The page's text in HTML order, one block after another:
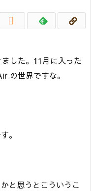

した。11月に入った
の世界ですな。
。
と思うとこういうこ